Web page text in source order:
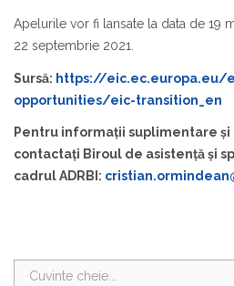
Apelurile vor fi lansate la data de 19
22 septembrie 2021.
Sursă: https://eic.ec.europa.eu/
opportunities/eic-transition_en
Pentru informații suplimentare și
contactați Biroul de asistență și
cadrul ADRBI: